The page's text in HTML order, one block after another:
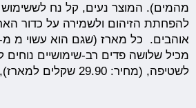
מהמים). המוצר נעים, קל נח לששימוש
להפחתת הזיהום ולשמירה על כדור
מכיל שלושה פדים רב-שימושיים נוחים
לשטיפה, (מחיר: 29.90 שקלים למארז), ציון: 9/10